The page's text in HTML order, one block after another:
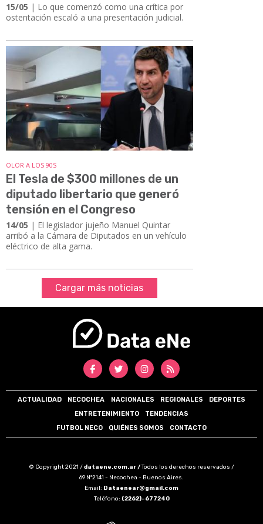
15/05 | ​​​​​​​Lo que comenzó como una crítica por
ostentación escaló a una presentación judicial.
OLOR A LOS 90S
El Tesla de $300 millones de un
diputado libertario que generó
tensión en el Congreso
14/05 | ​​​​​​​El legislador jujeño Manuel Quintar
arribó a la Cámara de Diputados en un vehículo
eléctrico de alta gama.
Cargar más noticias
ACTUALIDAD NECOCHEA NACIONALES REGIONALES
DEPORTES
ENTRETENIMIENTO
TENDENCIAS
FUTBOL NECO
QUIÉNES SOMOS CONTACTO
© Copyright 2021 /dataene.com.ar /Todos los derechos reservados /
69 N°2141 - Necochea - Buenos Aires.
Email: Dataenear@gmail.com
Teléfono: (2262)-677240